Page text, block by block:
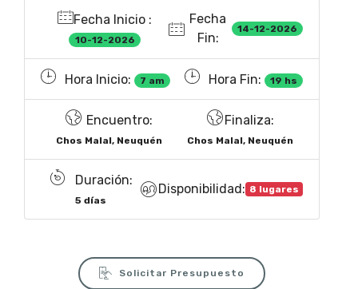
Fecha Inicio :
10-12-2026
Fecha
Fin:
14-12-2026
Hora Inicio: 7 am Hora Fin: 19 hs
Encuentro:
Chos Malal, Neuquén
Finaliza:
Chos Malal, Neuquén
Duración:
5 días
Disponibilidad: 8 lugares
Solicitar Presupuesto